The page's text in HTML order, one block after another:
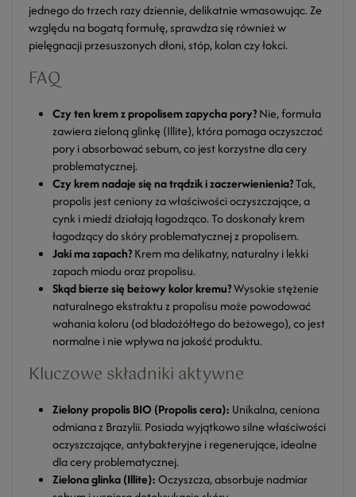
jednego do trzech razy dziennie, delikatnie wmasowując. Ze
względu na bogatą formułę, sprawdza się również w
pielęgnacji przesuszonych dłoni, stóp, kolan czy łokci.
FAQ
Czy ten krem z propolisem zapycha pory?Nie, formuła
zawiera zieloną glinkę (Illite), która pomaga oczyszczać
pory i absorbować sebum, co jest korzystne dla cery
problematycznej.
Czy krem nadaje się na trądzik i zaczerwienienia?Tak,
propolis jest ceniony za właściwości oczyszczające, a
cynk i miedź działają łagodząco. To doskonały krem
łagodzący do skóry problematycznej z propolisem.
Jaki ma zapach?Krem ma delikatny, naturalny i lekki
zapach miodu oraz propolisu.
Skąd bierze się beżowy kolor kremu?Wysokie stężenie
naturalnego ekstraktu z propolisu może powodować
wahania koloru (od bladożółtego do beżowego), co jest
normalne i nie wpływa na jakość produktu.
Kluczowe składniki aktywne
Zielony propolis BIO (Propolis cera): Unikalna, ceniona
odmiana z Brazylii. Posiada wyjątkowo silne właściwości
oczyszczające, antybakteryjne i regenerujące, idealne
dla cery problematycznej.
Zielona glinka (Illite):Oczyszcza, absorbuje nadmiar